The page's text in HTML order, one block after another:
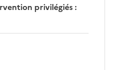
privilégiés: